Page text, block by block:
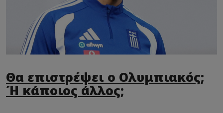
Θα επιστρέψει ο Ολυμπιακός;
Ή κάποιος άλλος;